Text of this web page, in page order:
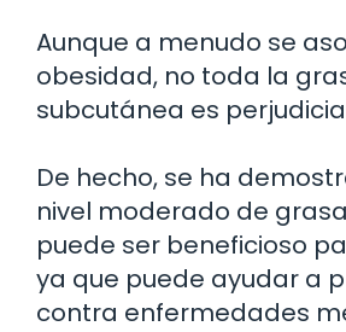
Aunque a menudo se
obesidad, no toda la
subcutánea es
De hecho, se ha
nivel moderado de
puede ser beneficioso
ya que puede ayudar a
contra enfermedades